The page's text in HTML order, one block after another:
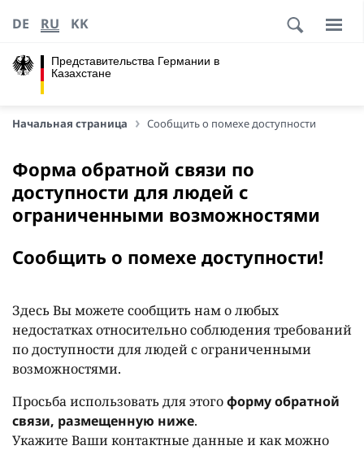
Представительства Германии в
Казахстане
DE RU KK
Начальная страница Сообщить о помехе доступности
Форма обратной связи по
доступности для людей с
ограниченными возможностями
Сообщить о помехе доступности!
Здесь Вы можете сообщить нам о любых
недостатках относительно соблюдения требований
по доступности для людей с ограниченными
возможностями.
Просьба использовать для этогоформу обратной
связи, размещенную ниже.
Укажите Ваши контактные данные и как можно